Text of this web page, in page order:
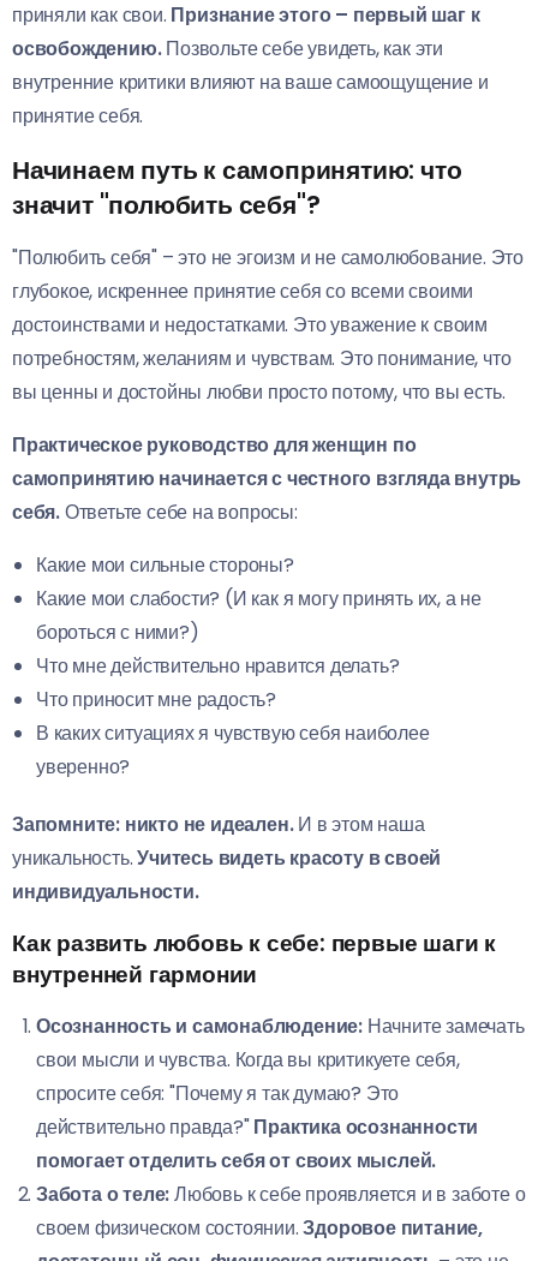
приняли как свои. Признание этого – первый шаг к
освобождению.Позвольте себе увидеть, как эти
внутренние критики влияют на ваше самоощущение и
принятие себя.
Начинаем путь к самопринятию: что
значит "полюбить себя"?
"Полюбить себя" – это не эгоизм и не самолюбование. Это
глубокое, искреннее принятие себя со всеми своими
достоинствами и недостатками. Это уважение к своим
потребностям, желаниям и чувствам. Это понимание, что
вы ценны и достойны любви просто потому, что вы есть.
Практическое руководство для женщин по
самопринятию начинается с честного взгляда внутрь
себя.Ответьте себе на вопросы:
Какие мои сильные стороны?
Какие мои слабости? (И как я могу принять их, а не
бороться с ними?)
Что мне действительно нравится делать?
Что приносит мне радость?
В каких ситуациях я чувствую себя наиболее
уверенно?
Запомните: никто не идеален.И в этом наша
уникальность.Учитесь видеть красоту в своей
индивидуальности.
Как развить любовь к себе: первые шаги к
внутренней гармонии
Осознанность и самонаблюдение: Начните замечать
свои мысли и чувства. Когда вы критикуете себя,
спросите себя: "Почему я так думаю? Это
действительно правда?"Практика осознанности
помогает отделить себя от своих мыслей.
Забота о теле:Любовь к себе проявляется и в заботе о
своем физическом состоянии.Здоровое питание,